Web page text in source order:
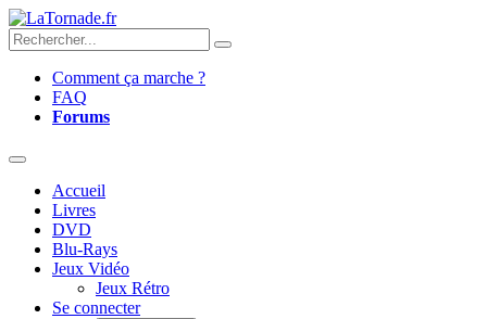
Comment ça marche ?
FAQ
Forums
Accueil
Livres
DVD
Blu-Rays
Jeux Vidéo
Jeux Rétro
Se connecter